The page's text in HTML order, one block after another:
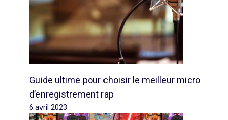
Guide ultime pour choisir le meilleur micro
d’enregistrement rap
6 avril 2023